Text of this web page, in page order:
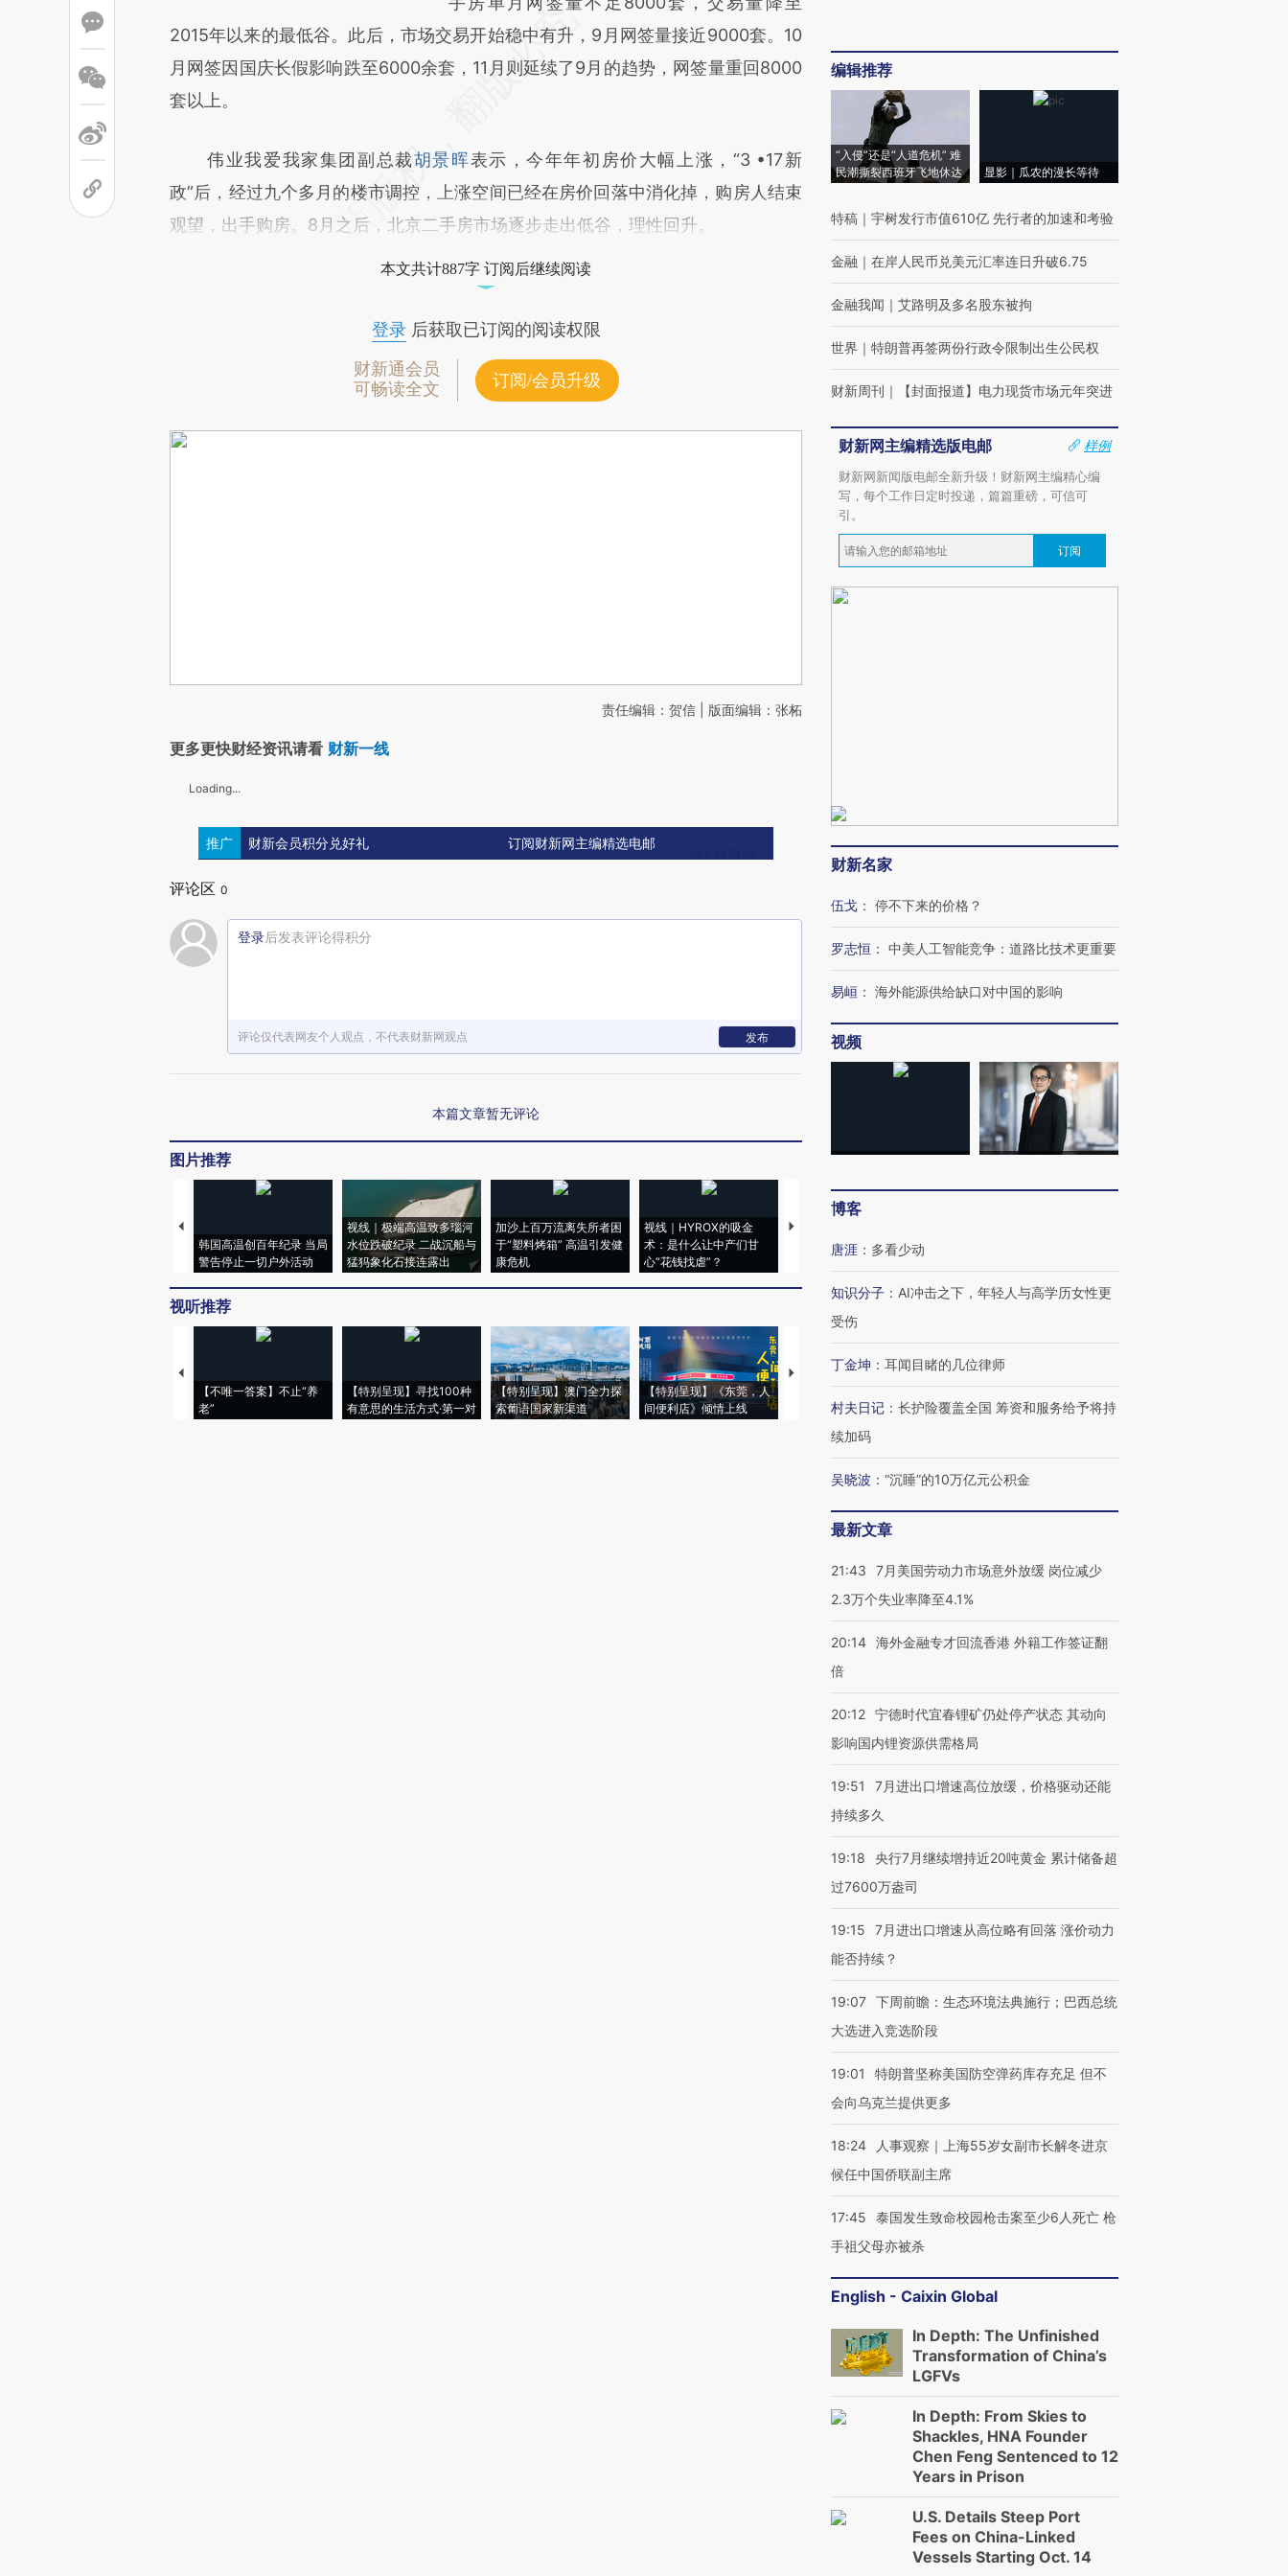
2015年以来的最低谷。此后，市场交易开始稳中有升，9月网签量接近9000套。10
月网签因国庆长假影响跌至6000余套，11月则延续了9月的趋势，网签量重回8000
套以上。
伟业我爱我家集团副总裁胡景晖表示，今年年初房价大幅上涨，“3 •17新
政”后，经过九个多月的楼市调控，上涨空间已经在房价回落中消化掉，购房人结束
观望，出手购房。8月之后，北京二手房市场逐步走出低谷，理性回升。
本文共计887字 订阅后继续阅读
登录后获取已订阅的阅读权限
财新通会员
可畅读全文
订阅/会员升级
责任编辑：贺信 | 版面编辑：张柘
更多更快财经资讯请看 财新一线
Loading...
推广 财新会员积分兑好礼 订阅财新网主编精选电邮
评论区 0
登录后发表评论得积分
评论仅代表网友个人观点，不代表财新网观点 发布
本篇文章暂无评论
图片推荐
韩国高温创百年纪录 当局
警告停止一切户外活动
视线｜极端高温致多瑙河
水位跌破纪录 二战沉船与
猛犸象化石接连露出
加沙上百万流离失所者困
于“塑料烤箱” 高温引发健
康危机
视线｜HYROX的吸金
术：是什么让中产们甘
心“花钱找虐”？
马航飞行员跨国走私7万
粒摇头丸 尿检体内含3种
视听推荐
【不唯一答案】不止“养
老”
【特别呈现】寻找100种
有意思的生活方式·第一对
【特别呈现】澳门全力探
索葡语国家新渠道
【特别呈现】《东莞，人
间便利店》倾情上线
【推广】走进第四届链博
会，让数智科技“链”接产
【特别呈现】寻找100种
有意思的生活方式·第三对
CFO：不靠规模取胜，华
住三大增长引擎是什么？
编辑推荐
“入侵”还是“人道危机” 难
民潮撕裂西班牙飞地休达
显影｜瓜农的漫长等待
特稿 ｜ 宇树发行市值610亿 先行者的加速和考验
金融 ｜ 在岸人民币兑美元汇率连日升破6.75
金融我闻 ｜ 艾路明及多名股东被拘
世界 ｜ 特朗普再签两份行政令限制出生公民权
财新周刊 ｜ 【封面报道】电力现货市场元年突进
财新网主编精选版电邮
样例
财新网新闻版电邮全新升级！财新网主编精心编
写，每个工作日定时投递，篇篇重磅，可信可
引。
订阅
财新名家
伍戈 ： 停不下来的价格？
罗志恒 ： 中美人工智能竞争：道路比技术更重要
易峘 ： 海外能源供给缺口对中国的影响
视频
博客
唐涯 ： 多看少动
知识分子 ： AI冲击之下，年轻人与高学历女性更
受伤
丁金坤 ： 耳闻目睹的几位律师
村夫日记 ： 长护险覆盖全国 筹资和服务给予将持
续加码
吴晓波 ： “沉睡”的10万亿元公积金
最新文章
21:43
7月美国劳动力市场意外放缓 岗位减少
2.3万个失业率降至4.1%
20:14 海外金融专才回流香港 外籍工作签证翻
倍
20:12 宁德时代宜春锂矿仍处停产状态 其动向
影响国内锂资源供需格局
19:51
7月进出口增速高位放缓，价格驱动还能
持续多久
19:18
央行7月继续增持近20吨黄金 累计储备超
过7600万盎司
19:15
7月进出口增速从高位略有回落 涨价动力
能否持续？
19:07 下周前瞻：生态环境法典施行；巴西总统
大选进入竞选阶段
19:01
特朗普坚称美国防空弹药库存充足 但不
会向乌克兰提供更多
18:24
人事观察｜上海55岁女副市长解冬进京
候任中国侨联副主席
17:45
泰国发生致命校园枪击案至少6人死亡 枪
手祖父母亦被杀
English - Caixin Global
In Depth: The Unfinished
Transformation of China’s
LGFVs
In Depth: From Skies to
Shackles, HNA Founder
Chen Feng Sentenced to 12
Years in Prison
U.S. Details Steep Port
Fees on China-Linked
Vessels Starting Oct. 14